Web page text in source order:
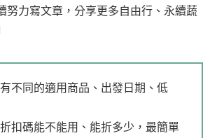
努力寫文章，分享更多自由行、永續蔬
不同的適用商品、出發日期、低
扣碼能不能用、能折多少，最簡單